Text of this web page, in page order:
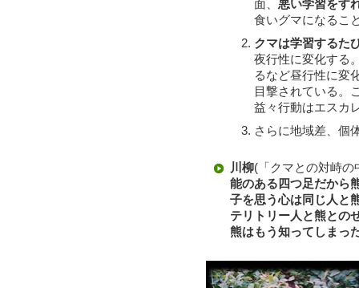
面、 悪い学習をす
食いグマになるこ
クマは学習するた
夜行性に変化する
るなど昼行性に変
目撃されている。
益々行動はエスカ
さらに地域差、個
川柳(「クマとの対峙の
能のある四つ足だから
子を思う心は同じ人と
テリトリー人と熊との
熊はもう知ってしまっ